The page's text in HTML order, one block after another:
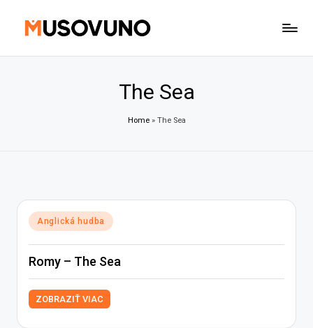
The Sea
Home» The Sea
Posted
in
Anglická hudba
Romy – The Sea
ZOBRAZIŤ VIAC